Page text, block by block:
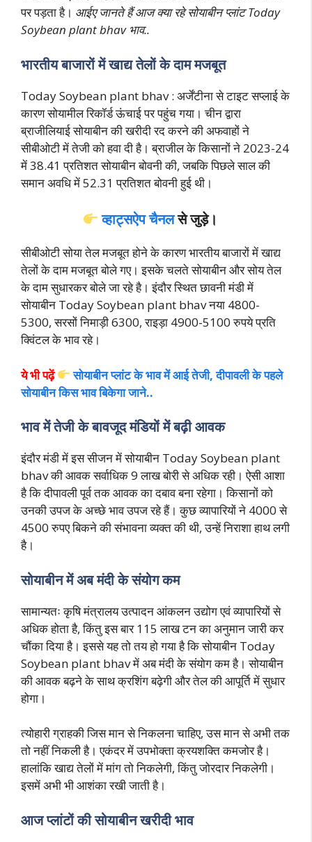
पर पड़ता है। आईए जानते हैं आज क्या रहे सोयाबीन प्लांट Today
Soybean plant bhav भाव..
भारतीय बाजारों में खाद्य तेलों के दाम मजबूत
Today Soybean plant bhav : अर्जेंटीना से टाइट सप्लाई के
कारण सोयामील रिकॉर्ड ऊंचाई पर पहुंच गया। चीन द्वारा
ब्राजीलियाई सोयाबीन की खरीदी रद करने की अफवाहों ने
सीबीओटी में तेजी को हवा दी है। ब्राजील के किसानों ने 2023-24
में 38.41 प्रतिशत सोयाबीन बोवनी की, जबकि पिछले साल की
समान अवधि में 52.31 प्रतिशत बोवनी हुई थी।
व्हाट्सऐप चैनलसे जुड़े।
सीबीओटी सोया तेल मजबूत होने के कारण भारतीय बाजारों में खाद्य
तेलों के दाम मजबूत बोले गए। इसके चलते सोयाबीन और सोय तेल
के दाम सुधारकर बोले जा रहे है। इंदौर स्थित छावनी मंडी में
सोयाबीन Today Soybean plant bhav नया 4800-
5300, सरसों निमाड़ी 6300, राइड़ा 4900-5100 रुपये प्रति
क्विंटल के भाव रहे।
ये भी पढ़ें
सोयाबीन प्लांट के भाव में आई तेजी, दीपावली के पहले
सोयाबीन किस भाव बिकेगा जाने..
भाव में तेजी के बावजूद मंडियों में बढ़ी आवक
इंदौर मंडी में इस सीजन में सोयाबीन Today Soybean plant
bhav की आवक सर्वाधिक 9 लाख बोरी से अधिक रही। ऐसी आशा
है कि दीपावली पूर्व तक आवक का दबाव बना रहेगा। किसानों को
उनकी उपज के अच्छे भाव उपज रहे हैं। कुछ व्यापारियों ने 4000 से
4500 रुपए बिकने की संभावना व्यक्त की थी, उन्हें निराशा हाथ लगी
है।
सोयाबीन में अब मंदी के संयोग कम
सामान्यतः कृषि मंत्रालय उत्पादन आंकलन उद्योग एवं व्यापारियों से
अधिक होता है, किंतु इस बार 115 लाख टन का अनुमान जारी कर
चौंका दिया है। इससे यह तो तय हो गया है कि सोयाबीन Today
Soybean plant bhav में अब मंदी के संयोग कम है। सोयाबीन
की आवक बढ़ने के साथ क्रशिंग बढ़ेगी और तेल की आपूर्ति में सुधार
होगा।
त्योहारी ग्राहकी जिस मान से निकलना चाहिए, उस मान से अभी तक
तो नहीं निकली है। एकंदर में उपभोक्ता क्रयशक्ति कमजोर है।
हालांकि खाद्य तेलों में मांग तो निकलेगी, किंतु जोरदार निकलेगी।
इसमें अभी भी आशंका रखी जाती है।
आज प्लांटों की सोयाबीन खरीदी भाव